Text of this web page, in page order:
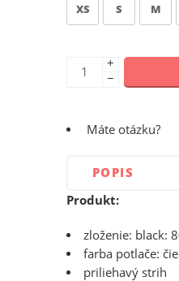
XS S M
+
−
Máte otázku?
POPIS
Produkt:
zloženie: black:
farba potlače:
priliehavý strih